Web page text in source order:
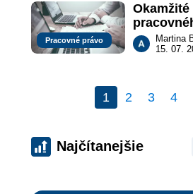
Pracovné právo
úloh
Martina
15. 07.
1 2 3 4
Najčítanejšie